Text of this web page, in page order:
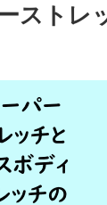
ストレ